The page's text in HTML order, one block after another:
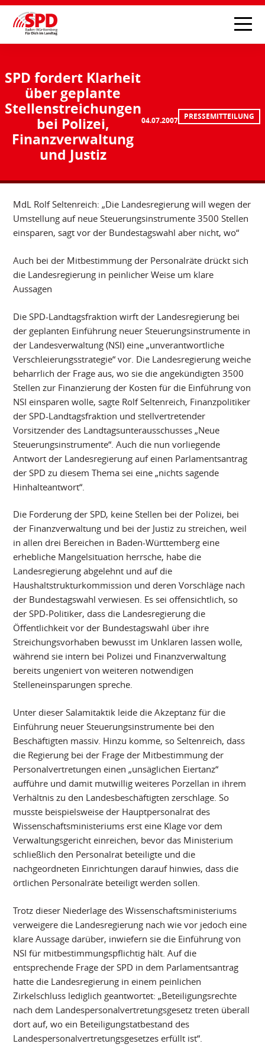
SPD fordert Klarheit
über geplante
Stellenstreichungen
bei Polizei,
Finanzverwaltung
und Justiz
04.07.2007 PRESSEMITTEILUNG
MdL Rolf Seltenreich: „Die Landesregierung will wegen der
Umstellung auf neue Steuerungsinstrumente 3500 Stellen
einsparen, sagt vor der Bundestagswahl aber nicht, wo“
Auch bei der Mitbestimmung der Personalräte drückt sich
die Landesregierung in peinlicher Weise um klare
Aussagen
Die SPD-Landtagsfraktion wirft der Landesregierung bei
der geplanten Einführung neuer Steuerungsinstrumente in
der Landesverwaltung (NSI) eine „unverantwortliche
Verschleierungsstrategie“ vor. Die Landesregierung weiche
beharrlich der Frage aus, wo sie die angekündigten 3500
Stellen zur Finanzierung der Kosten für die Einführung von
NSI einsparen wolle, sagte Rolf Seltenreich, Finanzpolitiker
der SPD-Landtagsfraktion und stellvertretender
Vorsitzender des Landtagsunterausschusses „Neue
Steuerungsinstrumente“. Auch die nun vorliegende
Antwort der Landesregierung auf einen Parlamentsantrag
der SPD zu diesem Thema sei eine „nichts sagende
Hinhalteantwort“.
Die Forderung der SPD, keine Stellen bei der Polizei, bei
der Finanzverwaltung und bei der Justiz zu streichen, weil
in allen drei Bereichen in Baden-Württemberg eine
erhebliche Mangelsituation herrsche, habe die
Landesregierung abgelehnt und auf die
Haushaltstrukturkommission und deren Vorschläge nach
der Bundestagswahl verwiesen. Es sei offensichtlich, so
der SPD-Politiker, dass die Landesregierung die
Öffentlichkeit vor der Bundestagswahl über ihre
Streichungsvorhaben bewusst im Unklaren lassen wolle,
während sie intern bei Polizei und Finanzverwaltung
bereits ungeniert von weiteren notwendigen
Stelleneinsparungen spreche.
Unter dieser Salamitaktik leide die Akzeptanz für die
Einführung neuer Steuerungsinstrumente bei den
Beschäftigten massiv. Hinzu komme, so Seltenreich, dass
die Regierung bei der Frage der Mitbestimmung der
Personalvertretungen einen „unsäglichen Eiertanz“
aufführe und damit mutwillig weiteres Porzellan in ihrem
Verhältnis zu den Landesbeschäftigten zerschlage. So
musste beispielsweise der Hauptpersonalrat des
Wissenschaftsministeriums erst eine Klage vor dem
Verwaltungsgericht einreichen, bevor das Ministerium
schließlich den Personalrat beteiligte und die
nachgeordneten Einrichtungen darauf hinwies, dass die
örtlichen Personalräte beteiligt werden sollen.
Trotz dieser Niederlage des Wissenschaftsministeriums
verweigere die Landesregierung nach wie vor jedoch eine
klare Aussage darüber, inwiefern sie die Einführung von
NSI für mitbestimmungspflichtig hält. Auf die
entsprechende Frage der SPD in dem Parlamentsantrag
hatte die Landesregierung in einem peinlichen
Zirkelschluss lediglich geantwortet: „Beteiligungsrechte
nach dem Landespersonalvertretungsgesetz treten überall
dort auf, wo ein Beteiligungstatbestand des
Landespersonalvertretungsgesetzes erfüllt ist“.